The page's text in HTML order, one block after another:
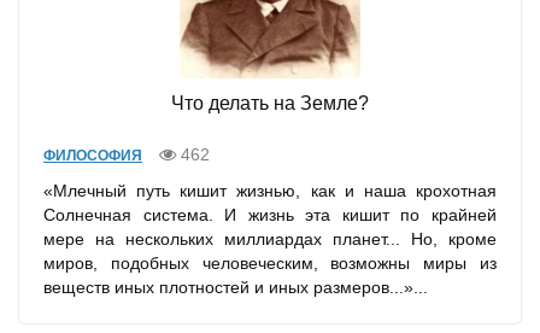
Что делать на Земле?
ФИЛОСОФИЯ
462
«Млечный путь кишит жизнью, как и наша крохотная
Солнечная система. И жизнь эта кишит по крайней
мере на нескольких миллиардах планет... Но, кроме
миров, подобных человеческим, возможны миры из
веществ иных плотностей и иных размеров...»...